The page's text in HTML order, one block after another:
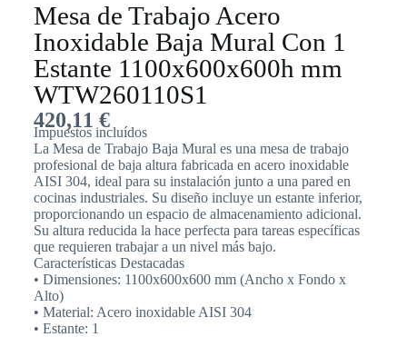
Mesa de Trabajo Acero
Inoxidable Baja Mural Con 1
Estante 1100x600x600h mm
WTW260110S1
420,11 €
Impuestos incluídos
La Mesa de Trabajo Baja Mural es una mesa de trabajo
profesional de baja altura fabricada en acero inoxidable
AISI 304, ideal para su instalación junto a una pared en
cocinas industriales. Su diseño incluye un estante inferior,
proporcionando un espacio de almacenamiento adicional.
Su altura reducida la hace perfecta para tareas específicas
que requieren trabajar a un nivel más bajo.
Características Destacadas
• Dimensiones: 1100x600x600 mm (Ancho x Fondo x
Alto)
• Material: Acero inoxidable AISI 304
• Estante: 1